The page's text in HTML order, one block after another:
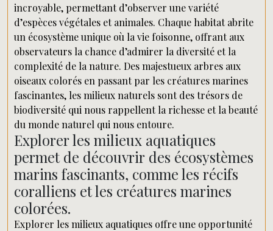
incroyable, permettant d’observer une variété
d’espèces végétales et animales. Chaque habitat abrite
un écosystème unique où la vie foisonne, offrant aux
observateurs la chance d’admirer la diversité et la
complexité de la nature. Des majestueux arbres aux
oiseaux colorés en passant par les créatures marines
fascinantes, les milieux naturels sont des trésors de
biodiversité qui nous rappellent la richesse et la beauté
du monde naturel qui nous entoure.
Explorer les milieux aquatiques
permet de découvrir des écosystèmes
marins fascinants, comme les récifs
coralliens et les créatures marines
colorées.
Explorer les milieux aquatiques offre une opportunité